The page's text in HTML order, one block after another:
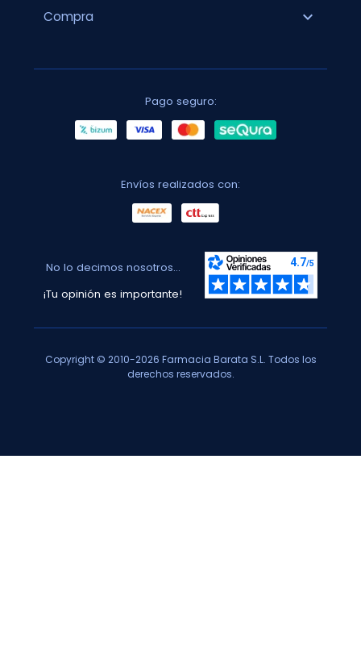
Compra expand_more
Pago seguro:
Envíos realizados con:
No lo decimos nosotros...
¡Tu opinión es importante!
Copyright © 2010-2026 Farmacia Barata S.L. Todos los
derechos reservados.